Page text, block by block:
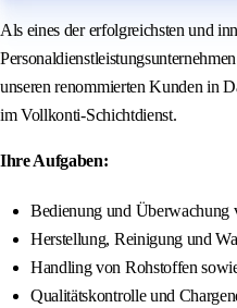
Als eines der erfolgreichsten und
unseren renommierten Kunden in
im Vollkonti-Schichtdienst.
Ihre Aufgaben:
Bedienung und Überwachung
Herstellung, Reinigung und
Handling von Rohstoffen
Qualitätskontrolle und